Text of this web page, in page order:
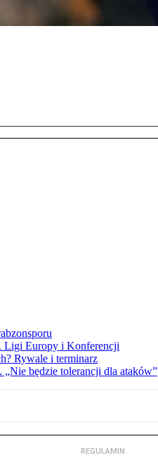
Ligi Europy i Konferencji
Rywale i terminarz
„Nie będzie tolerancji dla ataków”
REGULAMIN